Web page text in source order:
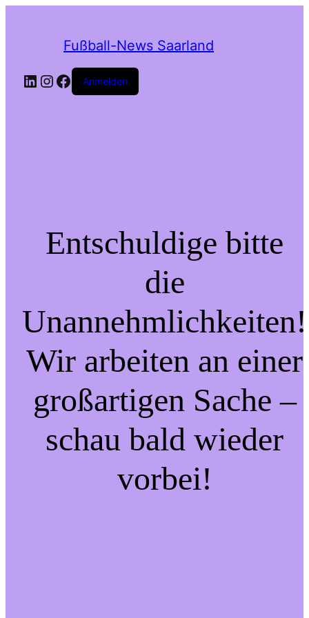
Fußball-News Saarland
Anmelden
Entschuldige bitte
die
Unannehmlichkeiten!
Wir arbeiten an einer
großartigen Sache –
schau bald wieder
vorbei!